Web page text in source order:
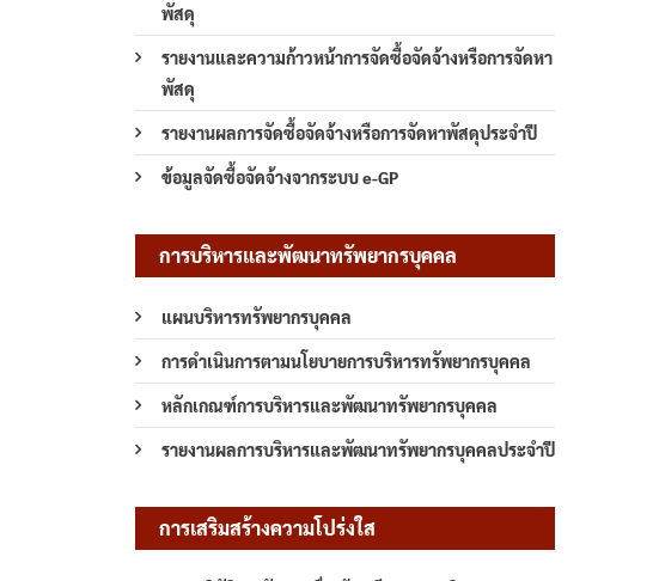
พัสดุ
รายงานและความก้าวหน้าการจัดซื้อจัดจ้างหรือการจัดหา
พัสดุ
รายงานผลการจัดซื้อจัดจ้างหรือการจัดหาพัสดุประจำปี
ข้อมูลจัดซื้อจัดจ้างจากระบบ e-GP
การบริหารและพัฒนาทรัพยากรบุคคล
แผนบริหารทรัพยากรบุคคล
การดำเนินการตามนโยบายการบริหารทรัพยากรบุคคล
หลักเกณฑ์การบริหารและพัฒนาทรัพยากรบุคคล
รายงานผลการบริหารและพัฒนาทรัพยากรบุคคลประจำปี
การเสริมสร้างความโปร่งใส